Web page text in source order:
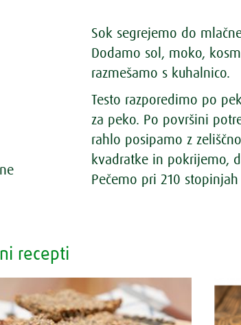
Sok segrejemo do
Dodamo sol, moko,
razmešamo s kuhalnico.
Testo razporedimo po
za peko. Po površini
rahlo posipamo z
kvadratke in pokrijemo,
Pečemo pri 210
recepti